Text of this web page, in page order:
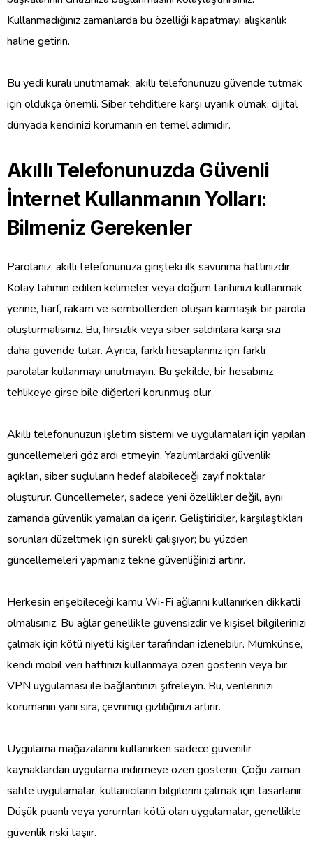
Kullanmadığınız zamanlarda bu özelliği kapatmayı alışkanlık
haline getirin.
Bu yedi kuralı unutmamak, akıllı telefonunuzu güvende tutmak
için oldukça önemli. Siber tehditlere karşı uyanık olmak, dijital
dünyada kendinizi korumanın en temel adımıdır.
Akıllı Telefonunuzda Güvenli
İnternet Kullanmanın Yolları:
Bilmeniz Gerekenler
Parolanız, akıllı telefonunuza girişteki ilk savunma hattınızdır.
Kolay tahmin edilen kelimeler veya doğum tarihinizi kullanmak
yerine, harf, rakam ve sembollerden oluşan karmaşık bir parola
oluşturmalısınız. Bu, hırsızlık veya siber saldırılara karşı sizi
daha güvende tutar. Ayrıca, farklı hesaplarınız için farklı
parolalar kullanmayı unutmayın. Bu şekilde, bir hesabınız
tehlikeye girse bile diğerleri korunmuş olur.
Akıllı telefonunuzun işletim sistemi ve uygulamaları için yapılan
güncellemeleri göz ardı etmeyin. Yazılımlardaki güvenlik
açıkları, siber suçluların hedef alabileceği zayıf noktalar
oluşturur. Güncellemeler, sadece yeni özellikler değil, aynı
zamanda güvenlik yamaları da içerir. Geliştiriciler, karşılaştıkları
sorunları düzeltmek için sürekli çalışıyor; bu yüzden
güncellemeleri yapmanız tekne güvenliğinizi artırır.
Herkesin erişebileceği kamu Wi-Fi ağlarını kullanırken dikkatli
olmalısınız. Bu ağlar genellikle güvensizdir ve kişisel bilgilerinizi
çalmak için kötü niyetli kişiler tarafından izlenebilir. Mümkünse,
kendi mobil veri hattınızı kullanmaya özen gösterin veya bir
VPN uygulaması ile bağlantınızı şifreleyin. Bu, verilerinizi
korumanın yanı sıra, çevrimiçi gizliliğinizi artırır.
Uygulama mağazalarını kullanırken sadece güvenilir
kaynaklardan uygulama indirmeye özen gösterin. Çoğu zaman
sahte uygulamalar, kullanıcıların bilgilerini çalmak için tasarlanır.
Düşük puanlı veya yorumları kötü olan uygulamalar, genellikle
güvenlik riski taşıır.